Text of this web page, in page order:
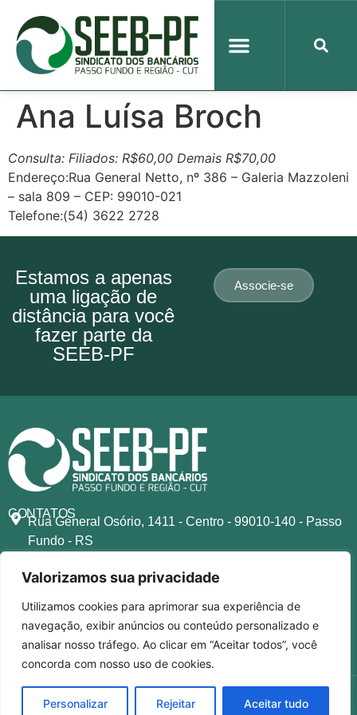
Valorizamos sua privacidade
Utilizamos cookies para aprimorar sua experiência de
navegação, exibir anúncios ou conteúdo personalizado e
analisar nosso tráfego. Ao clicar em “Aceitar todos”, você
concorda com nosso uso de cookies.
Personalizar Rejeitar Aceitar tudo
Ana Luísa Broch
Consulta: Filiados: R$60,00 Demais R$70,00
Endereço:Rua General Netto, nº 386 – Galeria Mazzoleni
– sala 809 – CEP: 99010-021
Telefone:(54) 3622 2728
Estamos a apenas
uma ligação de
distância para você
fazer parte da
SEEB-PF
Associe-se
CONTATOS
Rua General Osório, 1411 - Centro - 99010-140 - Passo
Fundo - RS
(54) 93505-9111
(54) 3601-2785
SIGA-NOS NAS REDES
1944-2025 © SEEB-PF. Todos os direitos reservados.